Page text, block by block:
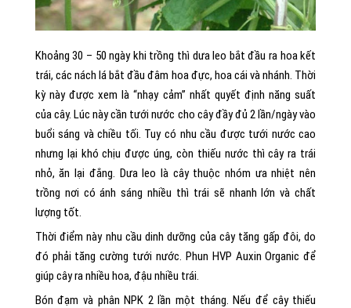
Khoảng 30 – 50 ngày khi trồng thì dưa leo bắt đầu ra hoa kết
trái, các nách lá bắt đầu đâm hoa đực, hoa cái và nhánh. Thời
kỳ này được xem là “nhạy cảm” nhất quyết định năng suất
của cây. Lúc này cần tưới nước cho cây đầy đủ 2 lần/ngày vào
buổi sáng và chiều tối. Tuy có nhu cầu được tưới nước cao
nhưng lại khó chịu được úng, còn thiếu nước thì cây ra trái
nhỏ, ăn lại đắng. Dưa leo là cây thuộc nhóm ưa nhiệt nên
trồng nơi có ánh sáng nhiều thì trái sẽ nhanh lớn và chất
lượng tốt.
Thời điểm này nhu cầu dinh dưỡng của cây tăng gấp đôi, do
đó phải tăng cường tưới nước. Phun HVP Auxin Organic để
giúp cây ra nhiều hoa, đậu nhiều trái.
Bón đạm và phân NPK 2 lần một tháng. Nếu để cây thiếu